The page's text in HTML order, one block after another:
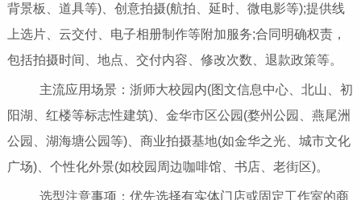
背景板、道具等)、创意拍摄(航拍、延时、微电影等);提供线
上选片、云交付、电子相册制作等附加服务;合同明确权责，
包括拍摄时间、地点、交付内容、修改次数、退款政策等。
主流应用场景：浙师大校园内(图文信息中心、北山、初
阳湖、红楼等标志性建筑)、金华市区公园(婺州公园、燕尾洲
公园、湖海塘公园等)、商业拍摄基地(如金华之光、城市文化
广场)、个性化外景(如校园周边咖啡馆、书店、老街区)。
选型注意事项：优先选择有实体门店或固定工作室的商